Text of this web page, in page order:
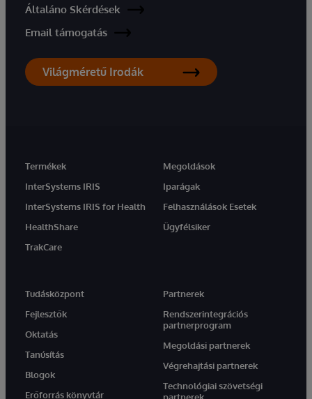
Általáno Skérdések
Email támogatás
Világméretű Irodák
Termékek
InterSystems IRIS
InterSystems IRIS for Health
HealthShare
TrakCare
Megoldások
Iparágak
Felhasználások Esetek
Ügyfélsiker
Tudásközpont
Fejlesztők
Oktatás
Tanúsítás
Blogok
Erőforrás könyvtár
Partnerek
Rendszerintegrációs
partnerprogram
Megoldási partnerek
Végrehajtási partnerek
Technológiai szövetségi